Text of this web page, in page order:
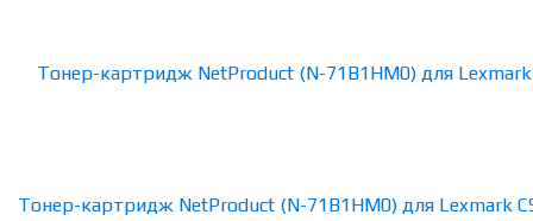
Тонер-картридж NetProduct (N-71B1HM0) для Lexmark